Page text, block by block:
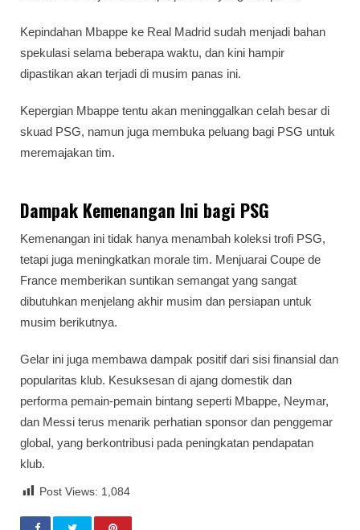
Kepindahan Mbappe ke Real Madrid sudah menjadi bahan
spekulasi selama beberapa waktu, dan kini hampir
dipastikan akan terjadi di musim panas ini.
Kepergian Mbappe tentu akan meninggalkan celah besar di
skuad PSG, namun juga membuka peluang bagi PSG untuk
meremajakan tim.
Dampak Kemenangan Ini bagi PSG
Kemenangan ini tidak hanya menambah koleksi trofi PSG,
tetapi juga meningkatkan morale tim. Menjuarai Coupe de
France memberikan suntikan semangat yang sangat
dibutuhkan menjelang akhir musim dan persiapan untuk
musim berikutnya.
Gelar ini juga membawa dampak positif dari sisi finansial dan
popularitas klub. Kesuksesan di ajang domestik dan
performa pemain-pemain bintang seperti Mbappe, Neymar,
dan Messi terus menarik perhatian sponsor dan penggemar
global, yang berkontribusi pada peningkatan pendapatan
klub.
Post Views: 1,084